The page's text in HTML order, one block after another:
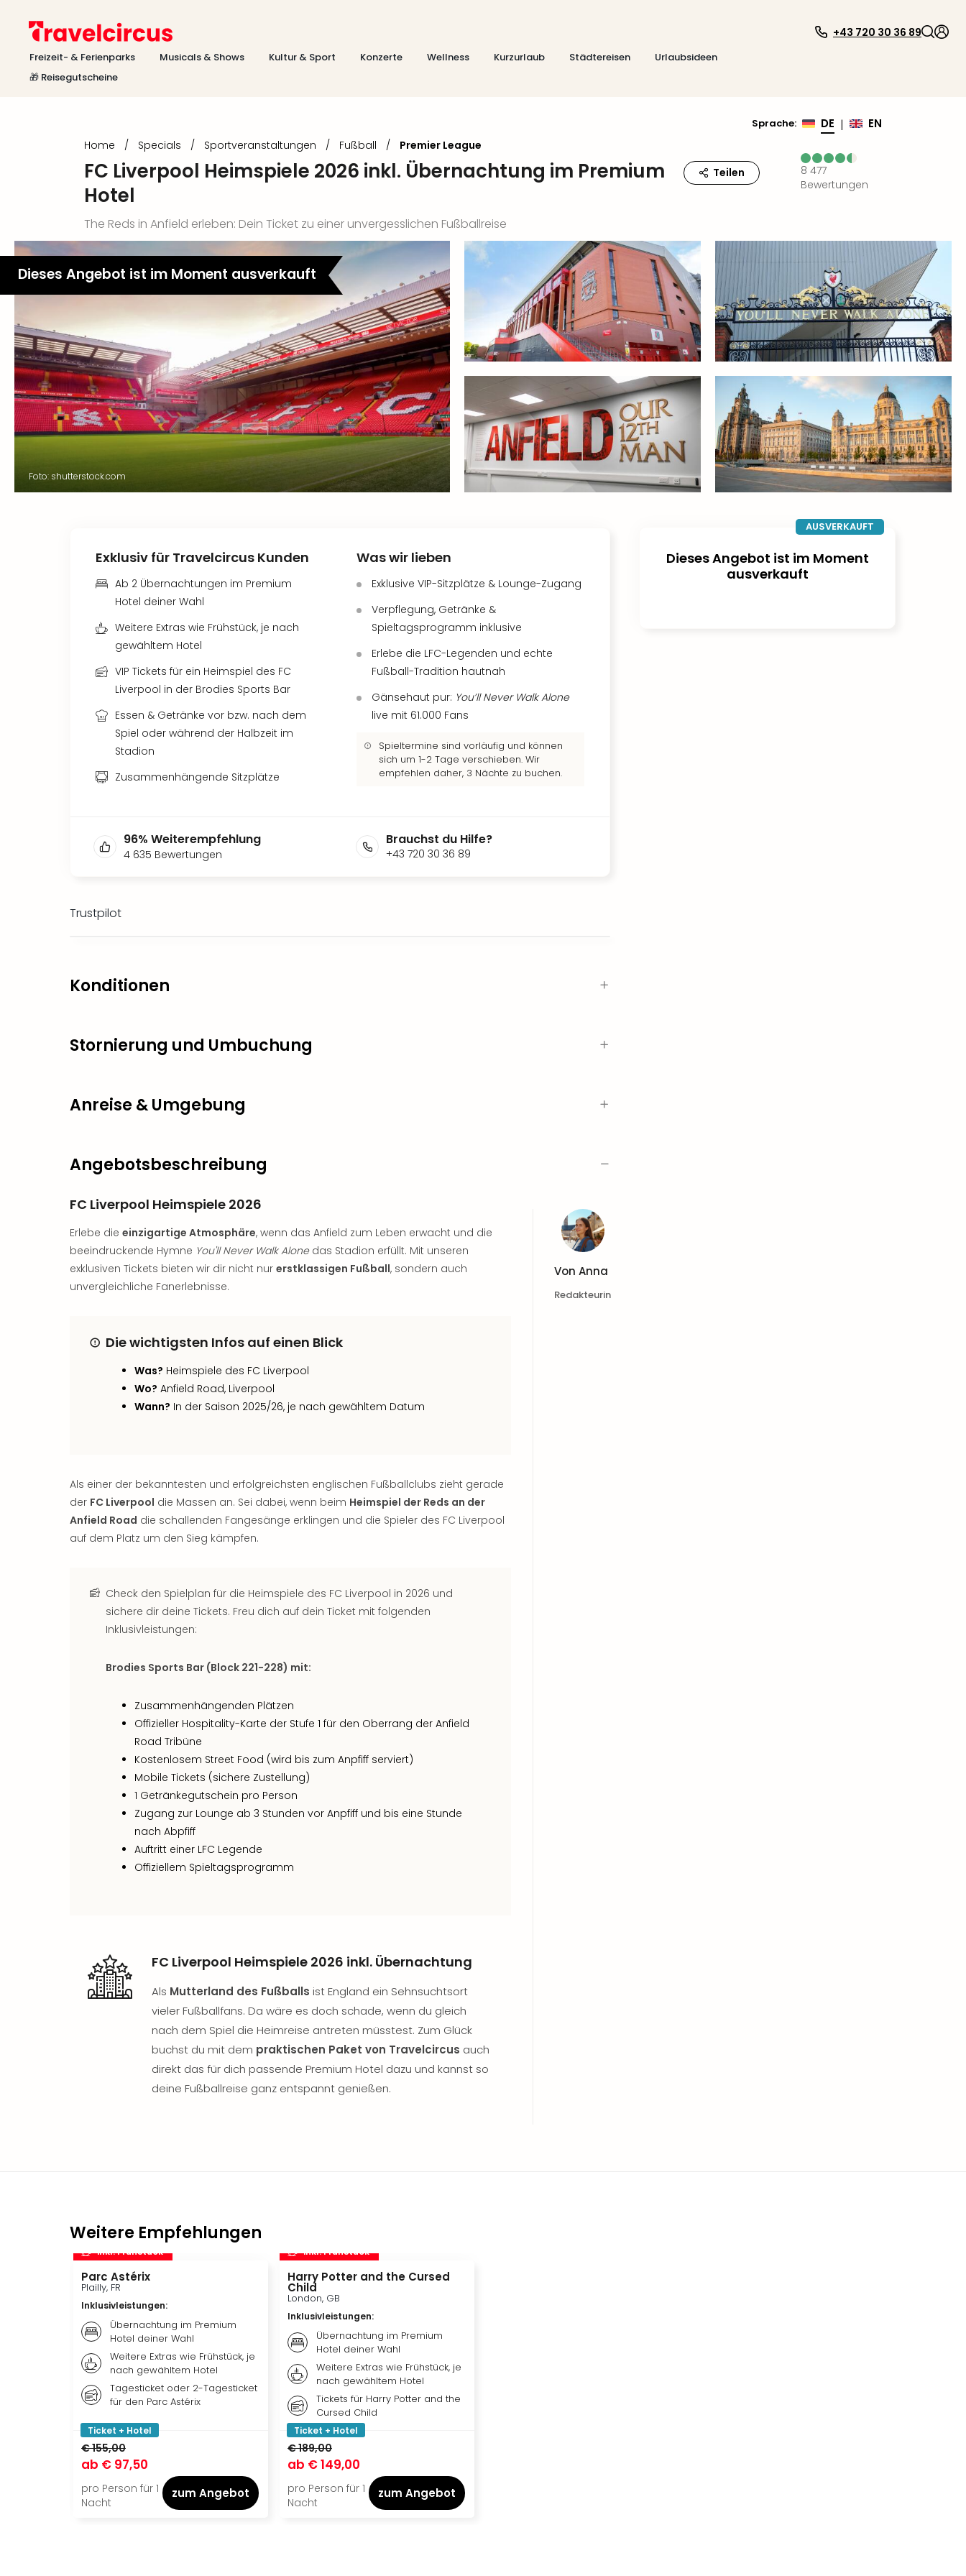
Freizeit- & Ferienparks Musicals & Shows Kultur & Sport Konzerte Wellness Kurzurlaub Städtereisen
Urlaubsideen
🎁 Reisegutscheine
+43 720 30 36 89
Home / Specials / Sportveranstaltungen / Fußball / Premier League
Sprache: DE | EN
FC Liverpool Heimspiele 2026 inkl. Übernachtung im Premium
Hotel
Teilen
8 477
Bewertungen
The Reds in Anfield erleben: Dein Ticket zu einer unvergesslichen Fußballreise
Dieses Angebot ist im Moment ausverkauft
Foto: shutterstock.com
AUSVERKAUFT
Dieses Angebot ist im Moment
ausverkauft
Exklusiv für Travelcircus Kunden
Ab 2 Übernachtungen im Premium
Hotel deiner Wahl
Weitere Extras wie Frühstück, je nach
gewähltem Hotel
VIP Tickets für ein Heimspiel des FC
Liverpool in der Brodies Sports Bar
Essen & Getränke vor bzw. nach dem
Spiel oder während der Halbzeit im
Stadion
Zusammenhängende Sitzplätze
Was wir lieben
Exklusive VIP-Sitzplätze & Lounge-Zugang
Verpflegung, Getränke &
Spieltagsprogramm inklusive
Erlebe die LFC-Legenden und echte
Fußball-Tradition hautnah
Gänsehaut pur: You’ll Never Walk Alone
live mit 61.000 Fans
Spieltermine sind vorläufig und können
sich um 1-2 Tage verschieben. Wir
empfehlen daher, 3 Nächte zu buchen.
96% Weiterempfehlung
4 635 Bewertungen
Brauchst du Hilfe?
+43 720 30 36 89
Trustpilot
Konditionen
Stornierung und Umbuchung
Anreise & Umgebung
Angebotsbeschreibung
FC Liverpool Heimspiele 2026
Erlebe die einzigartige Atmosphäre, wenn das Anfield zum Leben erwacht und die
beeindruckende Hymne You'll Never Walk Alonedas Stadion erfüllt. Mit unseren
exklusiven Tickets bieten wir dir nicht nur erstklassigen Fußball, sondern auch
unvergleichliche Fanerlebnisse.
Die wichtigsten Infos auf einen Blick
Was? Heimspiele des FC Liverpool
Wo? Anfield Road, Liverpool
Wann? In der Saison 2025/26, je nach gewähltem Datum
Als einer der bekanntesten und erfolgreichsten englischen Fußballclubs zieht gerade
der FC Liverpool die Massen an. Sei dabei, wenn beim Heimspiel der Reds an der
Anfield Road die schallenden Fangesänge erklingen und die Spieler des FC Liverpool
auf dem Platz um den Sieg kämpfen.
Check den Spielplan für die Heimspiele des FC Liverpool in 2026 und
sichere dir deine Tickets. Freu dich auf dein Ticket mit folgenden
Inklusivleistungen:
Brodies Sports Bar (Block 221-228) mit:
Zusammenhängenden Plätzen
Offizieller Hospitality-Karte der Stufe 1 für den Oberrang der Anfield
Road Tribüne
Kostenlosem Street Food (wird bis zum Anpfiff serviert)
Mobile Tickets (sichere Zustellung)
1 Getränkegutschein pro Person
Zugang zur Lounge ab 3 Stunden vor Anpfiff und bis eine Stunde
nach Abpfiff
Auftritt einer LFC Legende
Offiziellem Spieltagsprogramm
FC Liverpool Heimspiele 2026 inkl. Übernachtung
Als Mutterland des Fußballs ist England ein Sehnsuchtsort
vieler Fußballfans. Da wäre es doch schade, wenn du gleich
nach dem Spiel die Heimreise antreten müsstest. Zum Glück
buchst du mit dem praktischen Paket von Travelcircus auch
direkt das für dich passende Premium Hotel dazu und kannst so
deine Fußballreise ganz entspannt genießen.
Von Anna
Redakteurin
Weitere Empfehlungen
inkl. Frühstück
Parc Astérix
Plailly, FR
Inklusivleistungen:
Übernachtung im Premium
Hotel deiner Wahl
Weitere Extras wie Frühstück, je
nach gewähltem Hotel
Tagesticket oder 2-Tagesticket
für den Parc Astérix
Ticket + Hotel
€ 155,00
ab € 97,50
pro Person für 1
Nacht
zum Angebot
inkl. Frühstück
Harry Potter and the Cursed
Child
London, GB
Inklusivleistungen:
Übernachtung im Premium
Hotel deiner Wahl
Weitere Extras wie Frühstück, je
nach gewähltem Hotel
Tickets für Harry Potter and the
Cursed Child
Ticket + Hotel
€ 189,00
ab € 149,00
pro Person für 1
Nacht
zum Angebot